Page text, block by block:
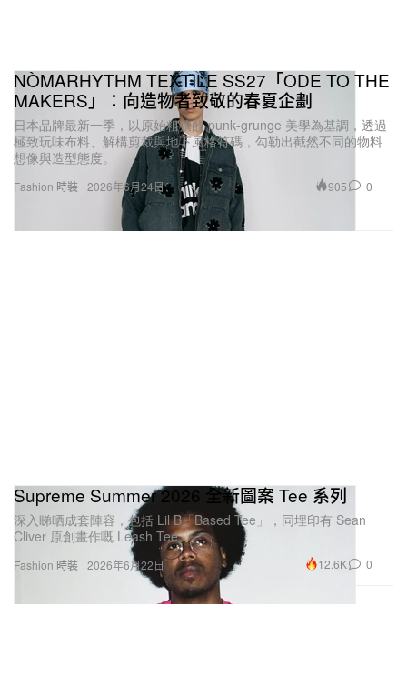
Fashion 時裝
NÒMARHYTHM TEXTILE SS27「ODE TO THE
MAKERS」：向造物者致敬的春夏企劃
日本品牌最新一季，以原始粗獷的 punk‑grunge 美學為基調，透過
極致玩味布料、解構剪裁與地下風格符碼，勾勒出截然不同的物料
想像與造型態度。
2026年6月24日 905 0
Fashion 時裝
Supreme Summer 2026 全新圖案 Tee 系列
深入睇晒成套陣容，包括 Lil B「Based Tee」，同埋印有 Sean
Cliver 原創畫作嘅 Leash Tee。
2026年6月22日 12.6K 0